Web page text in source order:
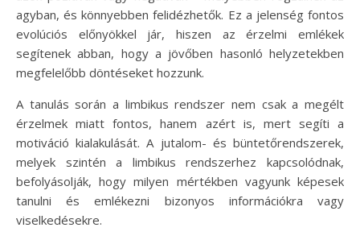
agyban, és könnyebben felidézhetők. Ez a jelenség fontos
evolúciós előnyökkel jár, hiszen az érzelmi emlékek
segítenek abban, hogy a jövőben hasonló helyzetekben
megfelelőbb döntéseket hozzunk.
A tanulás során a limbikus rendszer nem csak a megélt
érzelmek miatt fontos, hanem azért is, mert segíti a
motiváció kialakulását. A jutalom- és büntetőrendszerek,
melyek szintén a limbikus rendszerhez kapcsolódnak,
befolyásolják, hogy milyen mértékben vagyunk képesek
tanulni és emlékezni bizonyos információkra vagy
viselkedésekre.